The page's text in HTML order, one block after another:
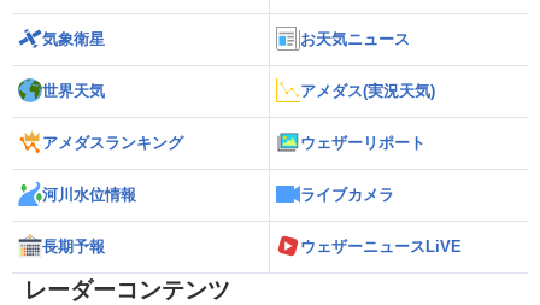
気象衛星 お天気ニュース
世界天気 アメダス(実況天気)
アメダスランキング ウェザーリポート
河川水位情報 ライブカメラ
長期予報 ウェザーニュースLiVE
レーダーコンテンツ